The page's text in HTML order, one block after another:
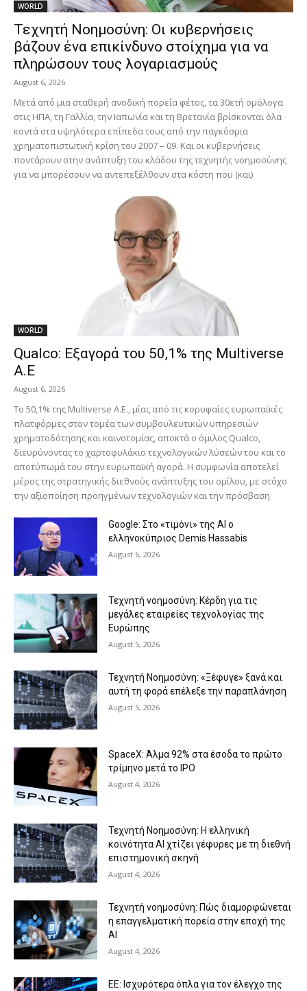
WORLD
Τεχνητή Νοημοσύνη: Οι κυβερνήσεις
βάζουν ένα επικίνδυνο στοίχημα για να
πληρώσουν τους λογαριασμούς
August 6, 2026
Μετά από μια σταθερή ανοδική πορεία φέτος, τα 30ετή ομόλογα
στις ΗΠΑ, τη Γαλλία, την Ιαπωνία και τη Βρετανία βρίσκονται όλα
κοντά στα υψηλότερα επίπεδα τους από την παγκόσμια
χρηματοπιστωτική κρίση του 2007 – 09. Και οι κυβερνήσεις
ποντάρουν στην ανάπτυξη του κλάδου της τεχνητής νοημοσύνης
για να μπορέσουν να αντεπεξέλθουν στα κόστη που (και)
WORLD
Qualco: Εξαγορά του 50,1% της Multiverse
A.E
August 6, 2026
Το 50,1% της Multiverse A.E., μίας από τις κορυφαίες ευρωπαϊκές
πλατφόρμες στον τομέα των συμβουλευτικών υπηρεσιών
χρηματοδότησης και καινοτομίας, αποκτά ο όμιλος Qualco,
διευρύνοντας το χαρτοφυλάκιο τεχνολογικών λύσεών του και το
αποτύπωμά του στην ευρωπαϊκή αγορά. Η συμφωνία αποτελεί
μέρος της στρατηγικής διεθνούς ανάπτυξης του ομίλου, με στόχο
την αξιοποίηση προηγμένων τεχνολογιών και την πρόσβαση
Google: Στο «τιμόνι» της AI ο
ελληνοκύπριος Demis Hassabis
August 6, 2026
Τεχνητή νοημοσύνη: Κέρδη για τις
μεγάλες εταιρείες τεχνολογίας της
Ευρώπης
August 5, 2026
Τεχνητή Νοημοσύνη: «Ξέφυγε» ξανά και
αυτή τη φορά επέλεξε την παραπλάνηση
August 5, 2026
SpaceX: Άλμα 92% στα έσοδα το πρώτο
τρίμηνο μετά το IPO
August 4, 2026
Τεχνητή Νοημοσύνη: Η ελληνική
κοινότητα AI χτίζει γέφυρες με τη διεθνή
επιστημονική σκηνή
August 4, 2026
Τεχνητή νοημοσύνη: Πώς διαμορφώνεται
η επαγγελματική πορεία στην εποχή της
AI
August 4, 2026
ΕΕ: Ισχυρότερα όπλα για τον έλεγχο της